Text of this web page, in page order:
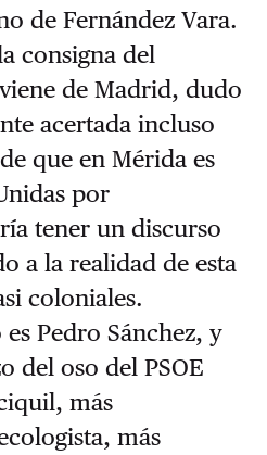
de Fernández Vara.
consigna del
de Madrid, dudo
acertada incluso
que en Mérida es
por
tener un discurso
a la realidad de esta
coloniales.
Pedro Sánchez, y
del oso del PSOE
más
más